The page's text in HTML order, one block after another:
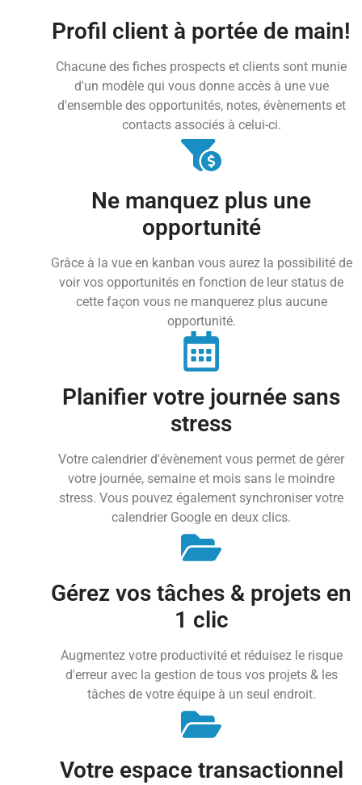
Profil client à portée de main!
Chacune des fiches prospects et clients sont munie
d'un modèle qui vous donne accès à une vue
d'ensemble des opportunités, notes, évènements et
contacts associés à celui-ci.
Ne manquez plus une
opportunité
Grâce à la vue en kanban vous aurez la possibilité de
voir vos opportunités en fonction de leur status de
cette façon vous ne manquerez plus aucune
opportunité.
Planifier votre journée sans
stress
Votre calendrier d'évènement vous permet de gérer
votre journée, semaine et mois sans le moindre
stress. Vous pouvez également synchroniser votre
calendrier Google en deux clics.
Gérez vos tâches & projets en
1 clic
Augmentez votre productivité et réduisez le risque
d'erreur avec la gestion de tous vos projets & les
tâches de votre équipe à un seul endroit.
Votre espace transactionnel